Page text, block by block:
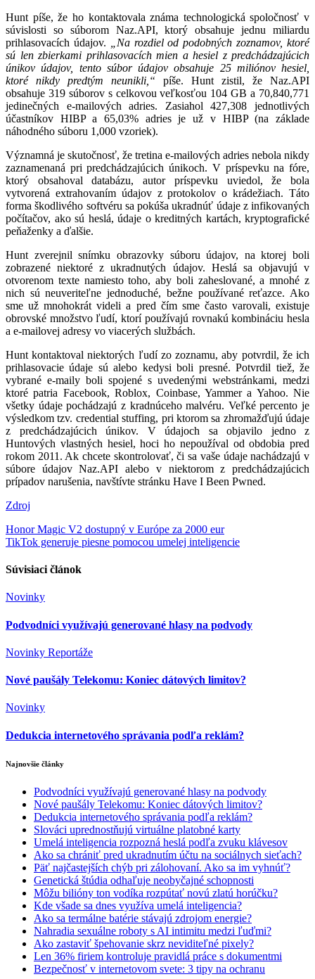
Hunt píše, že ho kontaktovala známa technologická spoločnosť v
súvislosti so súborom Naz.API, ktorý obsahuje jednu miliardu
prihlasovacích údajov.
„Na rozdiel od podobných zoznamov, ktoré
sú len zbierkami prihlasovacích mien a hesiel z predchádzajúcich
únikov údajov, tento súbor údajov obsahuje 25 miliónov hesiel,
ktoré nikdy predtým neunikli,“ píše. Hunt zistil, že Naz.API
obsahuje 319 súborov s celkovou veľkosťou 104 GB a 70,840,771
jedinečných e-mailových adries. Zasiahol 427,308 jednotlivých
účastníkov HIBP a 65,03% adries je už v HIBP (na základe
náhodného súboru 1,000 vzoriek).
Významná je skutočnosť, že tretina e-mailových adries nebola nikdy
zaznamenaná pri predchádzajúcich únikoch. V príspevku na fóre,
ktorý obsahoval databázu, autor príspevku uviedol, že bola
vytvorená extrahovaním údajov z protokolov o krádežiach. Táto
forma škodlivého softvéru sa pokúša ukradnúť údaje z infikovaných
počítačov, ako sú heslá, údaje o kreditných kartách, kryptografické
peňaženky a ďalšie.
Hunt zverejnil snímku obrazovky súboru údajov, na ktorej boli
zobrazené niektoré z ukradnutých údajov. Heslá sa objavujú v
otvorenom texte namiesto toho, aby boli zaheslované, a mnohé z
nich sú neuveriteľne jednoduché, bežne používané reťazce. Ako
sme už mnohokrát videli a pred čím sme často varovali, existuje
obrovské množstvo ľudí, ktorí používajú rovnakú kombináciu hesla
a e-mailovej adresy vo viacerých službách.
Hunt kontaktoval niektorých ľudí zo zoznamu, aby potvrdil, že ich
prihlasovacie údaje sú alebo kedysi boli presné. Potvrdil tiež, že
vybrané e-maily boli spojené s uvedenými webstránkami, medzi
ktoré patria Facebook, Roblox, Coinbase, Yammer a Yahoo. Nie
všetky údaje pochádzajú z kradnúceho malvéru. Veľké percento je
výsledkom tzv. credential stuffing, pri ktorom sa zhromažďujú údaje
z predchádzajúcich únikov. V údajoch sa objavilo jedno z
Huntových vlastných hesiel, hoci ho nepoužíval od obdobia pred
rokom 2011. Ak chcete skontrolovať, či sa vaše údaje nachádzajú v
súbore údajov Naz.API alebo v niektorom z predchádzajúcich
prípadov narušenia, navštívte stránku Have I Been Pwned.
Zdroj
Navigácia
v
článku
Honor Magic V2 dostupný v Európe za 2000 eur
TikTok generuje piesne pomocou umelej inteligencie
Súvisiaci článok
Novinky
Podvodníci využívajú generované hlasy na podvody
Novinky Reportáže
Nové paušály Telekomu: Koniec dátových limitov?
Novinky
Dedukcia internetového správania podľa reklám?
Najnovšie články
Podvodníci využívajú generované hlasy na podvody
Nové paušály Telekomu: Koniec dátových limitov?
Dedukcia internetového správania podľa reklám?
Slováci uprednostňujú virtuálne platobné karty
Umelá inteligencia rozpozná heslá podľa zvuku klávesov
Ako sa chrániť pred ukradnutím účtu na sociálnych sieťach?
Päť najčastejších chýb pri zálohovaní. Ako sa im vyhnúť?
Genetická štúdia odhaľuje neobyčajné schopnosti
Môžu bilióny ton vodíka rozpútať novú zlatú horúčku?
Kde všade sa dnes využíva umelá inteligencia?
Ako sa termálne batérie stávajú zdrojom energie?
Nahradia sexuálne roboty s AI intimitu medzi ľuďmi?
Ako zastaviť špehovanie skrz neviditeľné pixely?
Len 36% firiem kontroluje pravidlá práce s dokumentmi
Bezpečnosť v internetovom svete: 3 tipy na ochranu